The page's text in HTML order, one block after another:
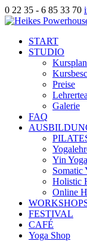
0 22 35 - 6 85 33 70
START
STUDIO
Kursplan
Preise
Galerie
FAQ
Yin
Somatic
Holistic
Online
FESTIVAL
CAFÉ
Yoga Shop